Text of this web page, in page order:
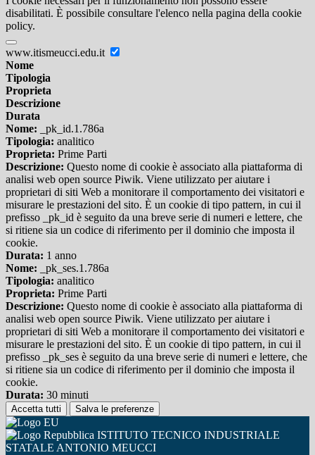
disabilitati. È possibile consultare l'elenco nella pagina della cookie
policy.
www.itismeucci.edu.it
Nome
Tipologia
Proprieta
Descrizione
Durata
Nome: _pk_id.1.786a
Tipologia: analitico
Proprieta: Prime Parti
Descrizione: Questo nome di cookie è associato alla piattaforma di
analisi web open source Piwik. Viene utilizzato per aiutare i
proprietari di siti Web a monitorare il comportamento dei visitatori e
misurare le prestazioni del sito. È un cookie di tipo pattern, in cui il
prefisso _pk_id è seguito da una breve serie di numeri e lettere, che
si ritiene sia un codice di riferimento per il dominio che imposta il
cookie.
Durata: 1 anno
Nome: _pk_ses.1.786a
Tipologia: analitico
Proprieta: Prime Parti
Descrizione: Questo nome di cookie è associato alla piattaforma di
analisi web open source Piwik. Viene utilizzato per aiutare i
proprietari di siti Web a monitorare il comportamento dei visitatori e
misurare le prestazioni del sito. È un cookie di tipo pattern, in cui il
prefisso _pk_ses è seguito da una breve serie di numeri e lettere, che
si ritiene sia un codice di riferimento per il dominio che imposta il
cookie.
Durata: 30 minuti
Accetta tutti Salva le preferenze
ISTITUTO TECNICO INDUSTRIALE
STATALE ANTONIO MEUCCI